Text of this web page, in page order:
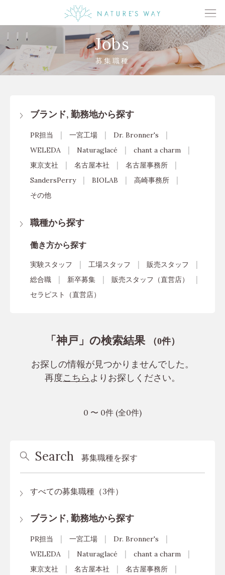
Jobs
募集職種
ブランド, 勤務地から探す
PR担当 一宮工場
Dr. Bronner's
WELEDA
Naturaglacé
chant a charm
東京支社
名古屋本社
名古屋事務所
SandersPerry
BIOLAB
高崎事務所
その他
職種から探す
働き方から探す
実験スタッフ 工場スタッフ
販売スタッフ
総合職
新卒募集
販売スタッフ（直営店）
セラピスト（直営店）
「神戸」の検索結果 （0件）
お探しの情報が見つかりませんでした。
再度こちら よりお探しください。
0 〜 0件 (全0件)
Search 募集職種を探す
すべての募集職種（3件）
ブランド, 勤務地から探す
PR担当 一宮工場
Dr. Bronner's
WELEDA
Naturaglacé
chant a charm
東京支社
名古屋本社
名古屋事務所